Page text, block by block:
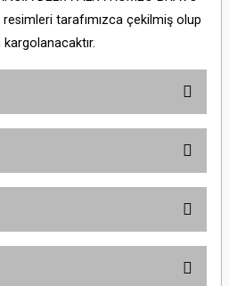
resimleri tarafımızca çekilmiş olup
öneri formunu kullanarak tarafımıza